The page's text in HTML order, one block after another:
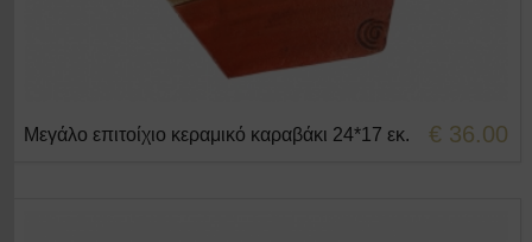
+ΣΤΟ ΚΑΛΑΘΙ
Μεγάλο επιτοίχιο κεραμικό καραβάκι 24*17 εκ. € 36.00